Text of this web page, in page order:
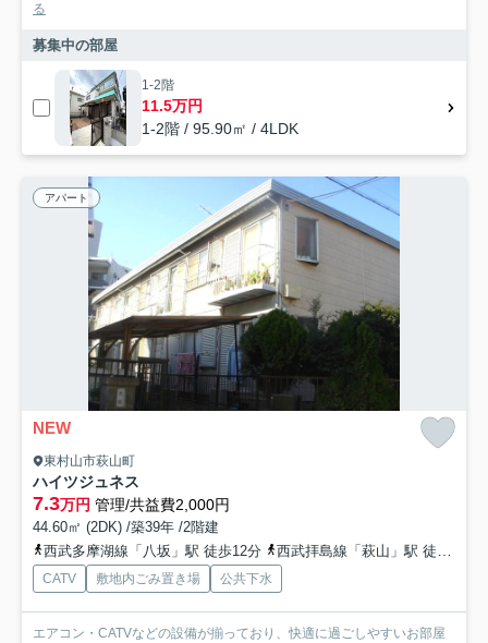
る
募集中の部屋
1-2階
11.5万円
1-2階 / 95.90㎡ / 4LDK
アパート
NEW
東村山市萩山町
ハイツジュネス
7.3万円 管理/共益費2,000円
44.60㎡ (2DK) /築39年 /2階建
西武多摩湖線「八坂」駅 徒歩12分
西武拝島線「萩山」駅 徒歩15分
CATV 敷地内ごみ置き場 公共下水
エアコン・CATVなどの設備が揃っており、快適に過ごしやすいお部屋